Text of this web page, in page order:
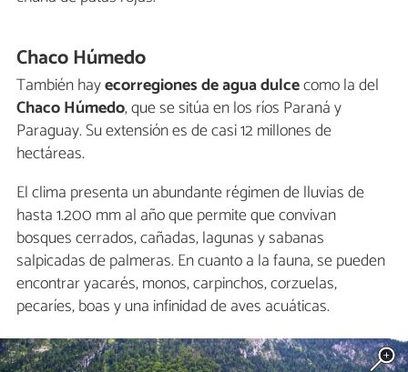
Chaco Húmedo
También hayecorregiones de agua dulcecomo la del
Chaco Húmedo, que se sitúa en los ríos Paraná y
Paraguay. Su extensión es de casi 12 millones de
hectáreas.
El clima presenta un abundante régimen de lluvias de
hasta 1.200 mm al año que permite que convivan
bosques cerrados, cañadas, lagunas y sabanas
salpicadas de palmeras. En cuanto a la fauna, se pueden
encontrar yacarés, monos, carpinchos, corzuelas,
pecaríes, boas y una infinidad de aves acuáticas.